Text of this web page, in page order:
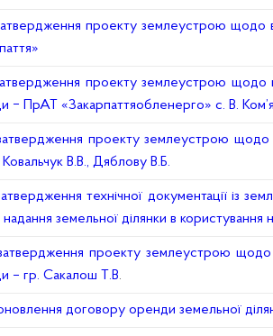
проекту землеустрою щодо
проекту землеустрою щодо
‒ ПрАТ «Закарпаттяобленерго» с. В.
проекту землеустрою щодо
В.В., Дяблову В.Б.
технічної документації із
надання земельної ділянки в
проекту землеустрою щодо
– гр. Сакалош Т.В.
договору оренди земельної